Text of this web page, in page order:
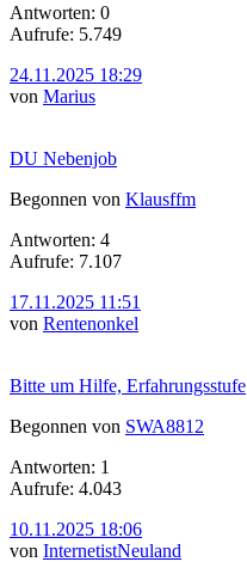
Antworten: 0
Aufrufe: 5.749
24.11.2025 18:29
von Marius
DU Nebenjob
Begonnen von Klausffm
Antworten: 4
Aufrufe: 7.107
17.11.2025 11:51
von Rentenonkel
Bitte um Hilfe, Erfahrungsstufe
Begonnen von SWA8812
Antworten: 1
Aufrufe: 4.043
10.11.2025 18:06
von InternetistNeuland